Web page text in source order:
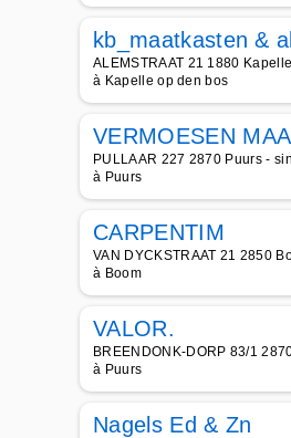
kb_maatkasten &
ALEMSTRAAT 21 1880
à Kapelle op den bos
VERMOESEN
PULLAAR 227 2870 Puurs -
à Puurs
CARPENTIM
VAN DYCKSTRAAT 21 2850
à Boom
VALOR.
BREENDONK-DORP 83/1
à Puurs
Nagels Ed & Zn